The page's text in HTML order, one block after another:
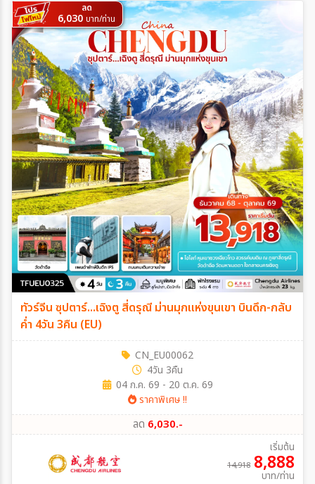
ลด
6,030 บาท/ท่าน
ทัวร์จีน ซุปตาร์...เฉิงตู สี่ดรุณี ม่านมุกแห่งขุนเขา บินดึก-กลับ
ค่ำ 4วัน 3คืน (EU)
CN_EU00062
4วัน 3คืน
04 ก.ค. 69 - 20 ต.ค. 69
ราคาพิเศษ !!
ลด 6,030.-
เริ่มต้น
14,918 8,888
บาท/ท่าน